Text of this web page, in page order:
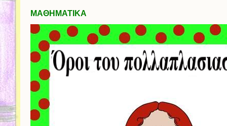
ΜΑΘΗΜΑΤΙΚΑ